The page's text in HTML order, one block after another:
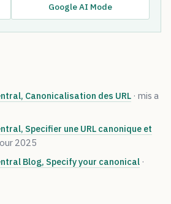
Google AI Mode
Canonicalisation des URL · mis a
Specifier une URL canonique et
2025
Blog, Specify your canonical ·